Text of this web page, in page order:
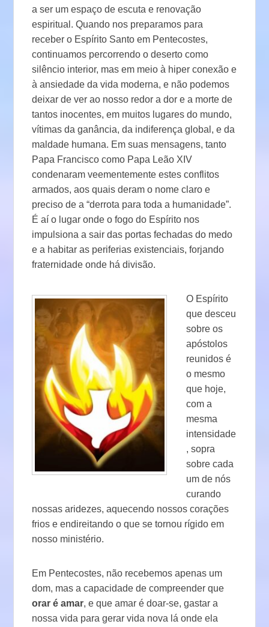
a ser um espaço de escuta e renovação
espiritual. Quando nos preparamos para
receber o Espírito Santo em Pentecostes,
continuamos percorrendo o deserto como
silêncio interior, mas em meio à hiper conexão e
à ansiedade da vida moderna, e não podemos
deixar de ver ao nosso redor a dor e a morte de
tantos inocentes, em muitos lugares do mundo,
vítimas da ganância, da indiferença global, e da
maldade humana. Em suas mensagens, tanto
Papa Francisco como Papa Leão XIV
condenaram veementemente estes conflitos
armados, aos quais deram o nome claro e
preciso de a “derrota para toda a humanidade”.
É aí o lugar onde o fogo do Espírito nos
impulsiona a sair das portas fechadas do medo
e a habitar as periferias existenciais, forjando
fraternidade onde há divisão.
O Espírito
que desceu
sobre os
apóstolos
reunidos é
o mesmo
que hoje,
com a
mesma
intensidade
, sopra
sobre cada
um de nós
curando
nossas aridezes, aquecendo nossos corações
frios e endireitando o que se tornou rígido em
nosso ministério.
Em Pentecostes, não recebemos apenas um
dom, mas a capacidade de compreender que
orar é amar, e que amar é doar-se, gastar a
nossa vida para gerar vida nova lá onde ela